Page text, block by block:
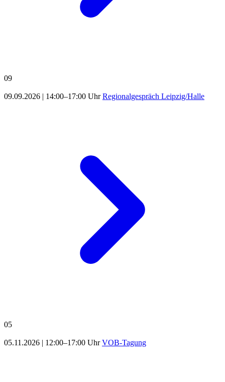
09
09.09.2026 | 14:00–17:00 Uhr Regionalgespräch Leipzig/Halle
05
05.11.2026 | 12:00–17:00 Uhr VOB-Tagung